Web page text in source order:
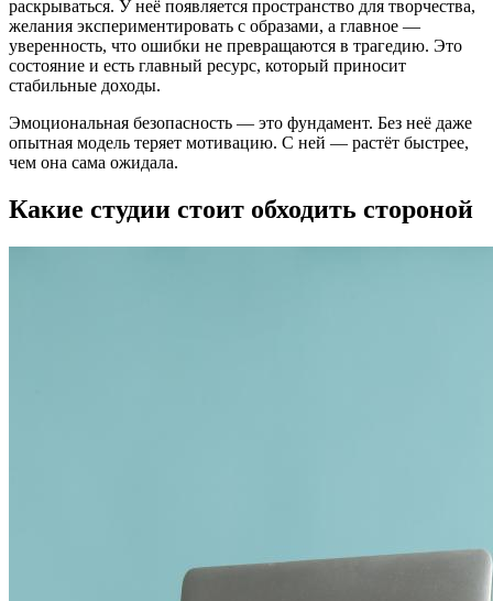
раскрываться. У неё появляется пространство для творчества,
желания экспериментировать с образами, а главное —
уверенность, что ошибки не превращаются в трагедию. Это
состояние и есть главный ресурс, который приносит
стабильные доходы.
Эмоциональная безопасность — это фундамент. Без неё даже
опытная модель теряет мотивацию. С ней — растёт быстрее,
чем она сама ожидала.
Какие студии стоит обходить стороной